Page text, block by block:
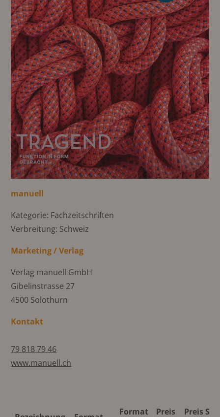
manuell
Kategorie: Fachzeitschriften
Verbreitung: Schweiz
Marketing / Verlag
Verlag manuell GmbH
Gibelinstrasse 27
4500 Solothurn
Kontakt
79 818 79 46
www.manuell.ch
Format
Preis
Preis S/